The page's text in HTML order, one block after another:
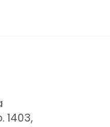
1403,